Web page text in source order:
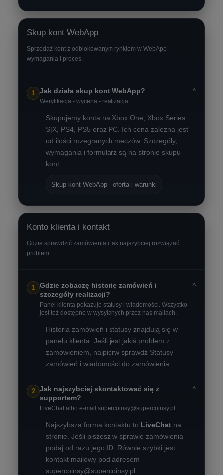
Skup kont WebApp
Sprzedaż kont z odblokowanym rynkiem w WebApp -
wymagania i proces.
1 Jak działa skup kont WebApp?
Weryfikacja - wycena - realizacja.
˅
Skupujemy konta na Xbox One, Xbox Series
S|X, PS4, PS5 oraz PC. Ich cena zależna jest
od ilości rozegranych meczów. Szczegóły,
wymagania i formularz są na stronie skupu
kont.
Skup kont WebApp - oferta i warunki
Konto klienta i kontakt
Gdzie sprawdzić zamówienia i jak najszybciej rozwiązać
problem.
1
Gdzie zobaczę historię zamówień i
szczegóły realizacji?
Panel klienta pokazuje statusy i wiadomości. Wszystko
jest też dostępne w wysyłanych przez nas mailach.
˅
Historia zamówień i statusy znajdują się w
panelu klienta. Jeśli jest jakiś problem z
zamówieniem, najpierw sprawdź Statusy
zamówień i wiadomości do zamówienia.
2
Jak najszybciej skontaktować się z
supportem?
LiveChat albo e-mail supercoinsy@supercoinsy.pl
˅
Najszybsza forma kontaktu to LiveChat na
stronie. Jeśli piszesz w sprawie zamówienia -
podaj od razu jego ID. Równie szybki jest
kontakt mailowy pod adresem
supercoinsy@supercoinsy.pl